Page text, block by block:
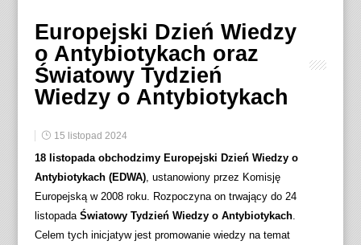
Europejski Dzień Wiedzy
o Antybiotykach oraz
Światowy Tydzień
Wiedzy o Antybiotykach
15 listopad 2024
18 listopada obchodzimy Europejski Dzień Wiedzy o
Antybiotykach (EDWA), ustanowiony przez Komisję
Europejską w 2008 roku. Rozpoczyna on trwający do 24
listopada Światowy Tydzień Wiedzy o Antybiotykach.
Celem tych inicjatyw jest promowanie wiedzy na temat